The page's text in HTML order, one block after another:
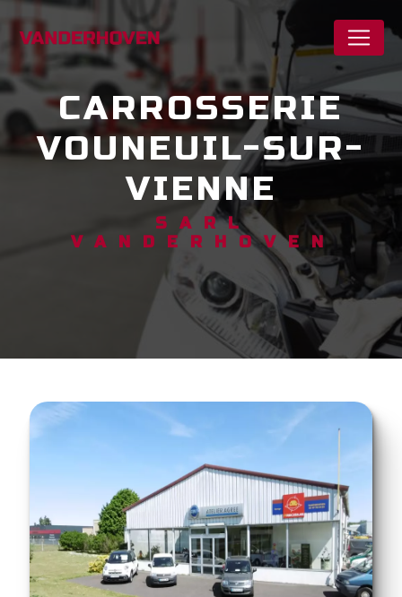
CARROSSERIE
VOUNEUIL-SUR-
VIENNE
SARL
VANDERHOVEN
Panneau de gestion des cookies